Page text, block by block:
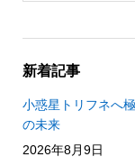
新着記事
小惑星トリフネへ
の未来
2026年8月9日